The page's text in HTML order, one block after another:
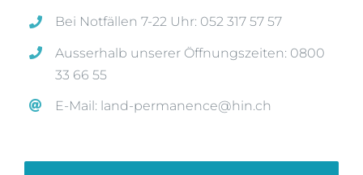
Bei Notfällen 7-22 Uhr: 052 317 57 57
Ausserhalb unserer Öffnungszeiten: 0800
33 66 55
E-Mail: land-permanence@hin.ch